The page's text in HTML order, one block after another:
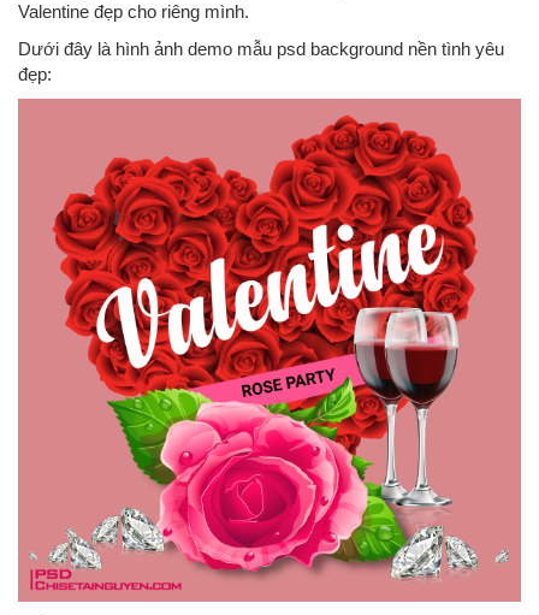
Valentine đẹp cho riêng mình.
Dưới đây là hình ảnh demo mẫu psd background nền tình yêu
đẹp: